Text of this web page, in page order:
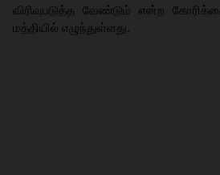
விரிவுபடுத்த வேண்டும் என்ற
மத்தியில் எழுந்துள்ளது.